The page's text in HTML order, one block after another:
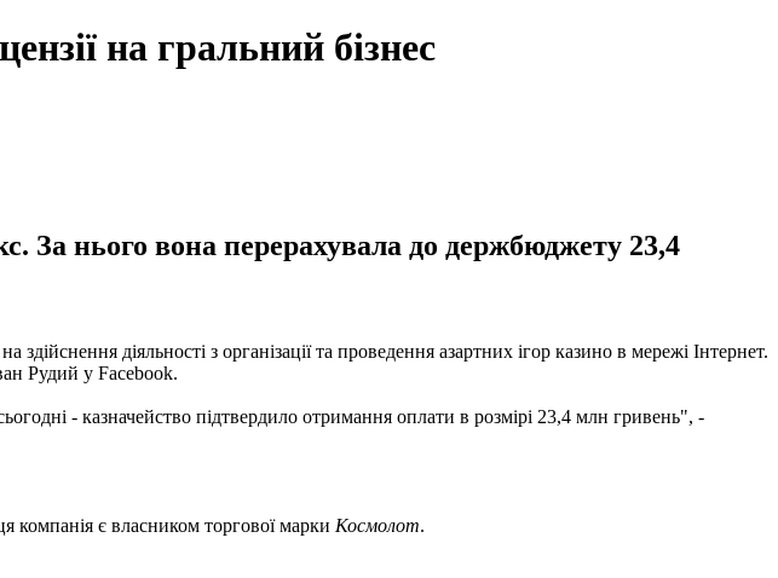
на гральний бізнес
За нього вона перерахувала до держбюджету 23,4
діяльності з організації та проведення азартних ігор казино в мережі Інтернет.
Рудий у Facebook.
- казначейство підтвердило отримання оплати в розмірі 23,4 млн гривень", -
компанія є власником торгової марки Космолот.